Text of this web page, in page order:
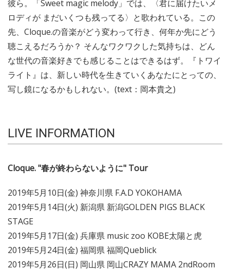
彼ら。「Sweet magic melody」では、〈君に届けたいメ
ロディが まだいくつも残ってる〉と歌われている。この
先、Cloque.の音楽がどう変わって行き、何年か先にどう
聴こえるだろうか？ そんなワクワクした気持ちは、どん
な世代の音楽好きでも感じることはできるはず。『トワイ
ライト』は、新しい時代を生きていくあなたにとっての、
写し鏡になるかもしれない。(text：岡本貴之)
LIVE INFORMATION
Cloque. "春が終わらないように" Tour
2019年5月10日(金) 神奈川県 F.A.D YOKOHAMA
2019年5月14日(火) 新潟県 新潟GOLDEN PIGS BLACK
STAGE
2019年5月17日(金) 兵庫県 music zoo KOBE太陽と虎
2019年5月24日(金) 福岡県 福岡Queblick
2019年5月26日(日) 岡山県 岡山CRAZY MAMA 2ndRoom